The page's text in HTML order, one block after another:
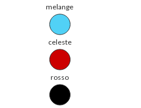
melange
celeste
rosso